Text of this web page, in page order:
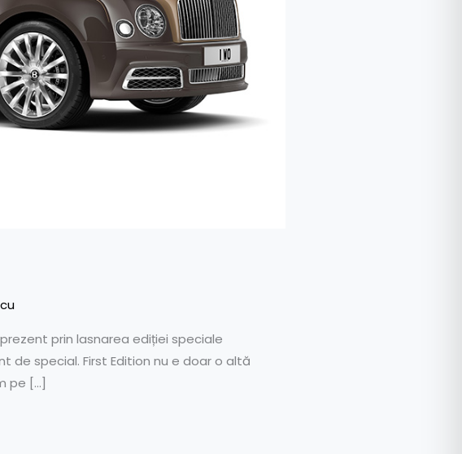
prin lasnarea ediției speciale
de special. First Edition nu e doar o altă
pe […]